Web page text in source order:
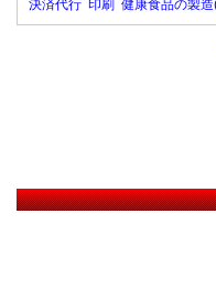
決済代行 印刷 健康食品の製